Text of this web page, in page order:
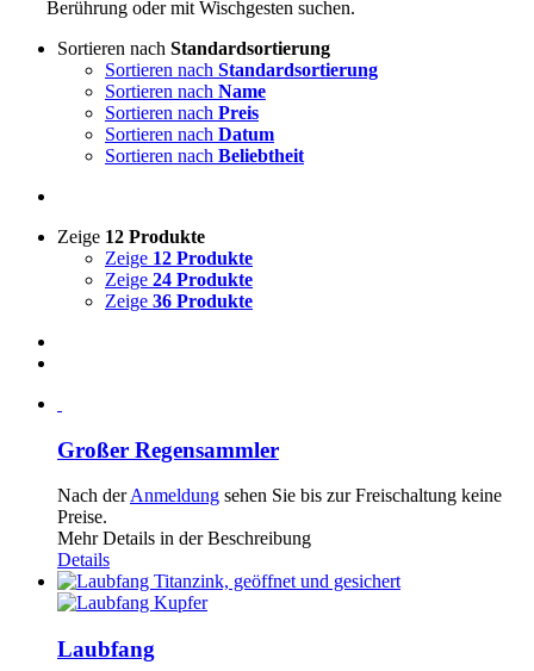
Berührung oder mit Wischgesten suchen.
Sortieren nach Standardsortierung
Sortieren nach Standardsortierung
Sortieren nach Name
Sortieren nach Preis
Sortieren nach Datum
Sortieren nach Beliebtheit
Zeige 12 Produkte
Zeige 12 Produkte
Zeige 24 Produkte
Zeige 36 Produkte
Großer Regensammler
Nach derAnmeldung sehen Sie bis zur Freischaltung keine
Preise.
Mehr Details in der Beschreibung
Details
Laubfang